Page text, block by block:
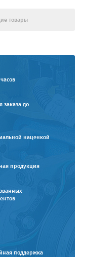
товары
заказа до
наценкой
продукция
поддержка